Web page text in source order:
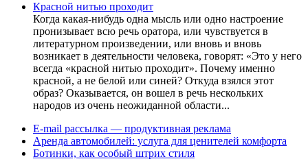
Красной нитью проходит
Когда какая-нибудь одна мысль или одно настроение
пронизывает всю речь оратора, или чувствуется в
литературном произведении, или вновь и вновь
возникает в деятельности человека, говорят: «Это у него
всегда «красной нитью проходит». Почему именно
красной, а не белой или синей? Откуда взялся этот
образ? Оказывается, он вошел в речь нескольких
народов из очень неожиданной области...
E-mail рассылка — продуктивная реклама
Аренда автомобилей: услуга для ценителей комфорта
Ботинки, как особый штрих стиля